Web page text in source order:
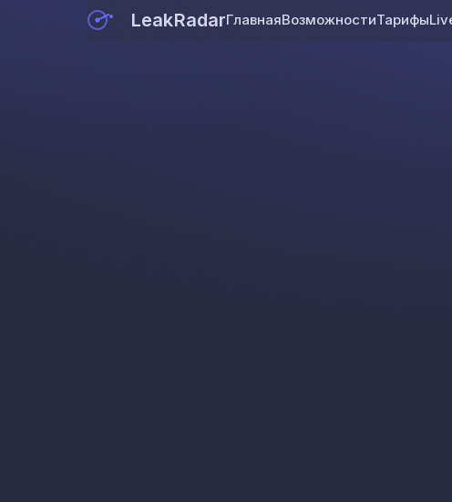
LeakRadarГлавнаяВозможностиТарифы